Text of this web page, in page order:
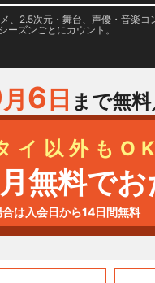
2.5次元・舞台、声優・音楽
ズンごとにカウント。
月 6 日 まで無料
イ以外もOK
無料でお
は入会日から14日間無料